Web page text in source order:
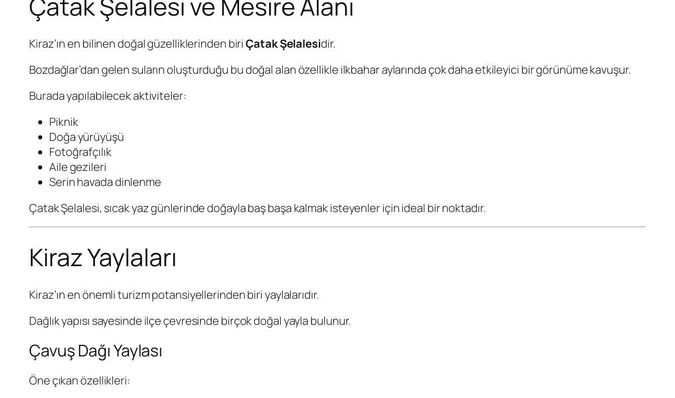
Kiraz’ın en bilinen doğal güzelliklerinden biriÇatak Şelalesidir.
Bozdağlar’dan gelen suların oluşturduğu bu doğal alan özellikle ilkbahar aylarında çok daha etkileyici bir görünüme kavuşur.
Burada yapılabilecek aktiviteler:
Piknik
Doğa yürüyüşü
Fotoğrafçılık
Aile gezileri
Serin havada dinlenme
Çatak Şelalesi, sıcak yaz günlerinde doğayla baş başa kalmak isteyenler için ideal bir noktadır.
Kiraz Yaylaları
Kiraz’ın en önemli turizm potansiyellerinden biri yaylalarıdır.
Dağlık yapısı sayesinde ilçe çevresinde birçok doğal yayla bulunur.
Çavuş Dağı Yaylası
Öne çıkan özellikleri: